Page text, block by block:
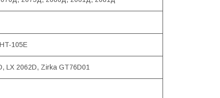
105E
LX 2062D, Zirka GT76D01